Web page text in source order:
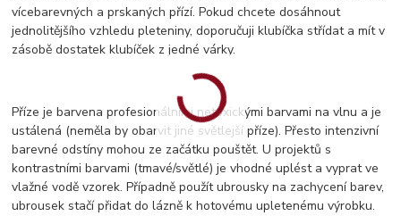
vícebarevných a prskaných přízí. Pokud chcete dosáhnout
jednolitějšího vzhledu pleteniny, doporučuji klubíčka střídat a mít v
zásobě dostatek klubíček z jedné várky.
Příze je barvena profesionálními netoxickými barvami na vlnu a je
ustálená (neměla by obarvit jiné světlejší příze). Přesto intenzivní
barevné odstíny mohou ze začátku pouštět. U projektů s
kontrastními barvami (tmavé/světlé) je vhodné uplést a vyprat ve
vlažné vodě vzorek. Případně použít ubrousky na zachycení barev,
ubrousek stačí přidat do lázně k hotovému upletenému výrobku.